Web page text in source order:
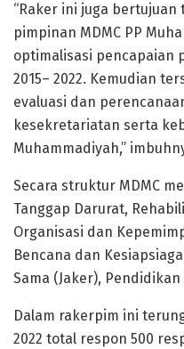
“Raker ini juga
pimpinan MDMC PP
optimalisasi pencapaian
2015– 2022. Kemudian
evaluasi dan
kesekretariatan serta
Muhammadiyah,”
Secara struktur MDMC
Tanggap Darurat,
Organisasi dan
Bencana dan
Sama (Jaker),
Dalam rakerpim ini
2022 total respon 500